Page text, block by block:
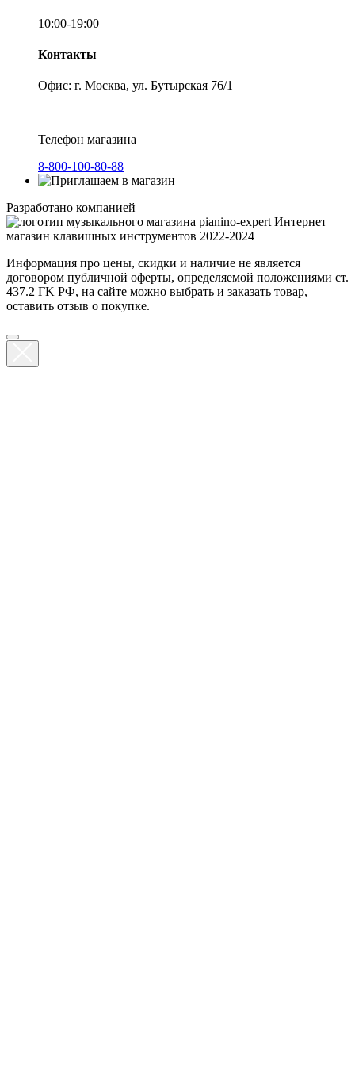
10:00-19:00
Контакты
Офис: г. Москва, ул. Бутырская 76/1
Телефон магазина
8-800-100-80-88
Разработано компанией
Интернет
магазин клавишных инструментов 2022-2024
Информация про цены, скидки и наличие не является
договором публичной оферты, определяемой положениями ст.
437.2 ГK РФ, на сайте можно выбрать и заказать товар,
оставить отзыв о покупке.